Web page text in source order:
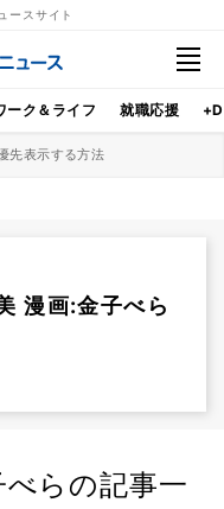
ースサイト
ーク＆ライフ 就職応援
先表示する方法
漫画:金子べら
らの記事一